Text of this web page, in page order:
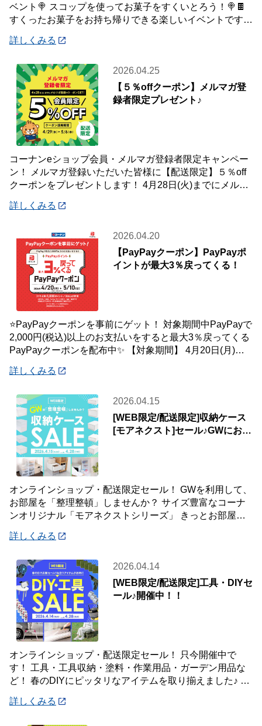
ベント🍭 スコップを使ってお菓子をすくいとろう！🍭🍫
すくったお菓子をお持ち帰りできる楽しいイベントです♪
詳しくみる
2026.04.25
【５％offクーポン】メルマガ登
録者限定プレゼント♪
コーナンeショップ会員・メルマガ登録者限定キャンペー
ン！ メルマガ登録いただいた皆様に【配送限定】５％off
クーポンをプレゼントします！ 4月28日(火)までにメルマ
詳しくみる
2026.04.20
【PayPayクーポン】PayPayポ
イントが最大3％戻ってくる！
⭐PayPayクーポンを事前にゲット！ 対象期間中PayPayで
2,000円(税込)以上のお支払いをすると最大3％戻ってくる
PayPayクーポンを配布中✨ 【対象期間】 4月20日(月)～5
詳しくみる
2026.04.15
[WEB限定/配送限定]収納ケース
[モアネクスト]セール♪GWにお部
オンラインショップ・配送限定セール！ GWを利用して、
お部屋を「整理整頓」しませんか？ サイズ豊富なコーナ
ンオリジナル「モアネクストシリーズ」 きっとお部屋の
詳しくみる
2026.04.14
[WEB限定/配送限定]工具・DIYセ
ール♪開催中！！
オンラインショップ・配送限定セール！ 只今開催中で
す！ 工具・工具収納・塗料・作業用品・ガーデン用品な
ど！ 春のDIYにピッタリなアイテムを取り揃えました♪ 商
詳しくみる